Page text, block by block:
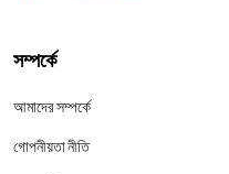
সম্পর্কে
আমাদের সম্পর্কে
গোপনীয়তা নীতি